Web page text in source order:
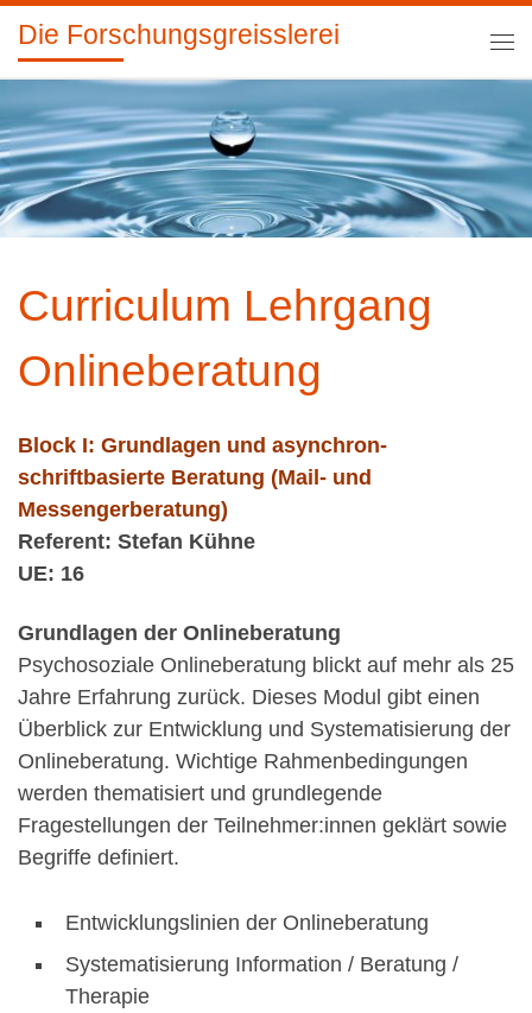
Zum Inhalt springen
Die Forschungsgreisslerei
Curriculum Lehrgang
Onlineberatung
Block I: Grundlagen und asynchron-
schriftbasierte Beratung (Mail- und
Messengerberatung)
Referent: Stefan Kühne
UE: 16
Grundlagen der Onlineberatung
Psychosoziale Onlineberatung blickt auf mehr als 25
Jahre Erfahrung zurück. Dieses Modul gibt einen
Überblick zur Entwicklung und Systematisierung der
Onlineberatung. Wichtige Rahmenbedingungen
werden thematisiert und grundlegende
Fragestellungen der Teilnehmer:innen geklärt sowie
Begriffe definiert.
Entwicklungslinien der Onlineberatung
Systematisierung Information / Beratung /
Therapie